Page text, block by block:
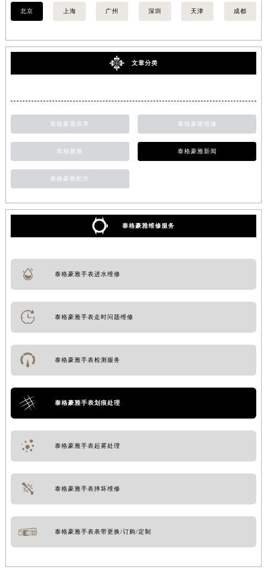
北京 上海 广州 深圳 天津 成都
文章分类
泰格豪雅保养 泰格豪雅维修
泰格豪雅 泰格豪雅新闻
泰格豪雅配件
泰格豪雅维修服务
泰格豪雅手表进水维修
泰格豪雅手表走时问题维修
泰格豪雅手表检测服务
泰格豪雅手表划痕处理
泰格豪雅手表起雾处理
泰格豪雅手表摔坏维修
泰格豪雅手表表带更换/订购/定制